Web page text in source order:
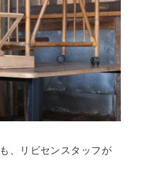
、リビセンスタッフが